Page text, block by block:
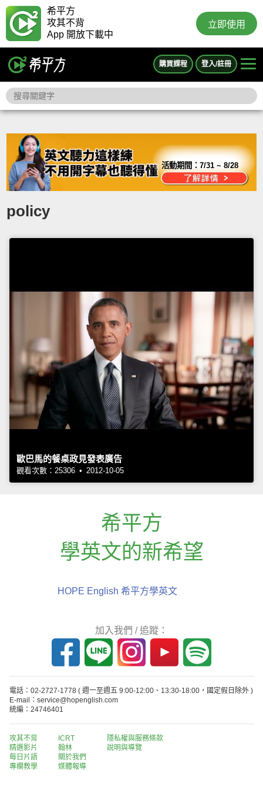
希平方
攻其不背
App 開放下載中
立即使用
購買課程 登入/註冊
活動期間：7/31 ~ 8/28
policy
歐巴馬的餐桌政見發表廣告
觀看次數：25306 • 2012-10-05
希平方
學英文的新希望
HOPE English 希平方學英文
加入我們 / 追蹤：
電話：02-2727-1778 ( 週一至週五 9:00-12:00、13:30-18:00，國定假日除外 )
E-mail：service@hopenglish.com
統編：24746401
攻其不背
精選影片
每日片語
專欄教學
ICRT
翰林
關於我們
媒體報導
隱私權與服務條款
說明與導覽